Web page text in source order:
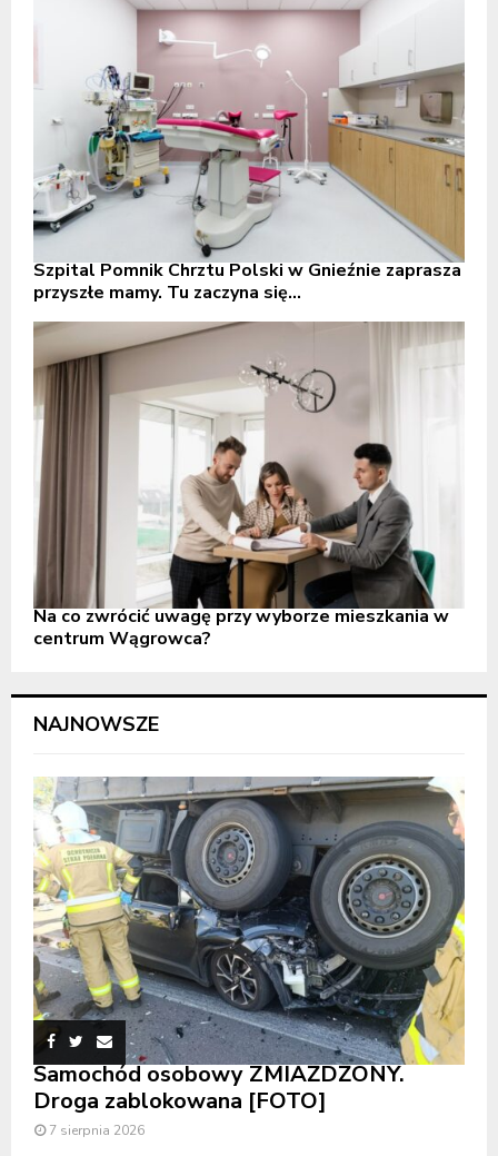
Szpital Pomnik Chrztu Polski w Gnieźnie zaprasza
przyszłe mamy. Tu zaczyna się...
Na co zwrócić uwagę przy wyborze mieszkania w
centrum Wągrowca?
NAJNOWSZE
Samochód osobowy ZMIAŻDŻONY.
Droga zablokowana [FOTO]
7 sierpnia 2026